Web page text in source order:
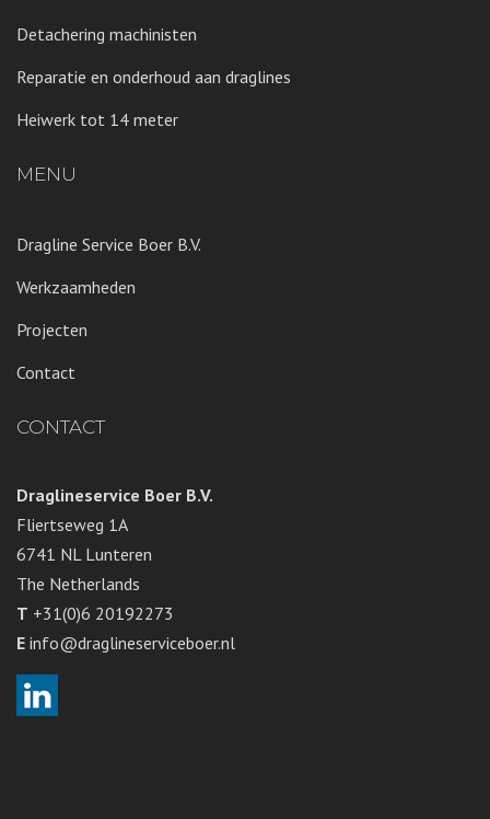
Detachering machinisten
Reparatie en onderhoud aan draglines
Heiwerk tot 14 meter
MENU
Dragline Service Boer B.V.
Werkzaamheden
Projecten
Contact
CONTACT
Draglineservice Boer B.V.
Fliertseweg 1A
6741 NL Lunteren
The Netherlands
T +31(0)6 20192273
E info@draglineserviceboer.nl